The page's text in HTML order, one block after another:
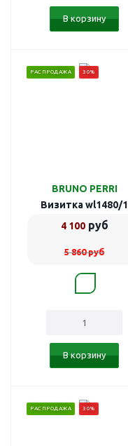
В корзину
РАСПРОДАЖА 30%
BRUNO PERRI
Визитка wl1480/1
4 100руб
5 860руб
В корзину
РАСПРОДАЖА 30%